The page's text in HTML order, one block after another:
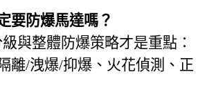
要防爆馬達嗎？
與整體防爆策略才是重點：
離/洩爆/抑爆、火花偵測、正